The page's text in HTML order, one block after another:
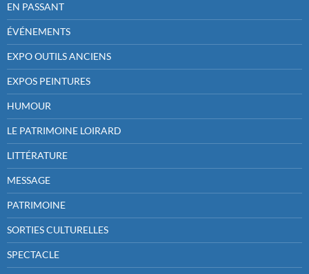
EN PASSANT
ÉVÉNEMENTS
EXPO OUTILS ANCIENS
EXPOS PEINTURES
HUMOUR
LE PATRIMOINE LOIRARD
LITTÉRATURE
MESSAGE
PATRIMOINE
SORTIES CULTURELLES
SPECTACLE